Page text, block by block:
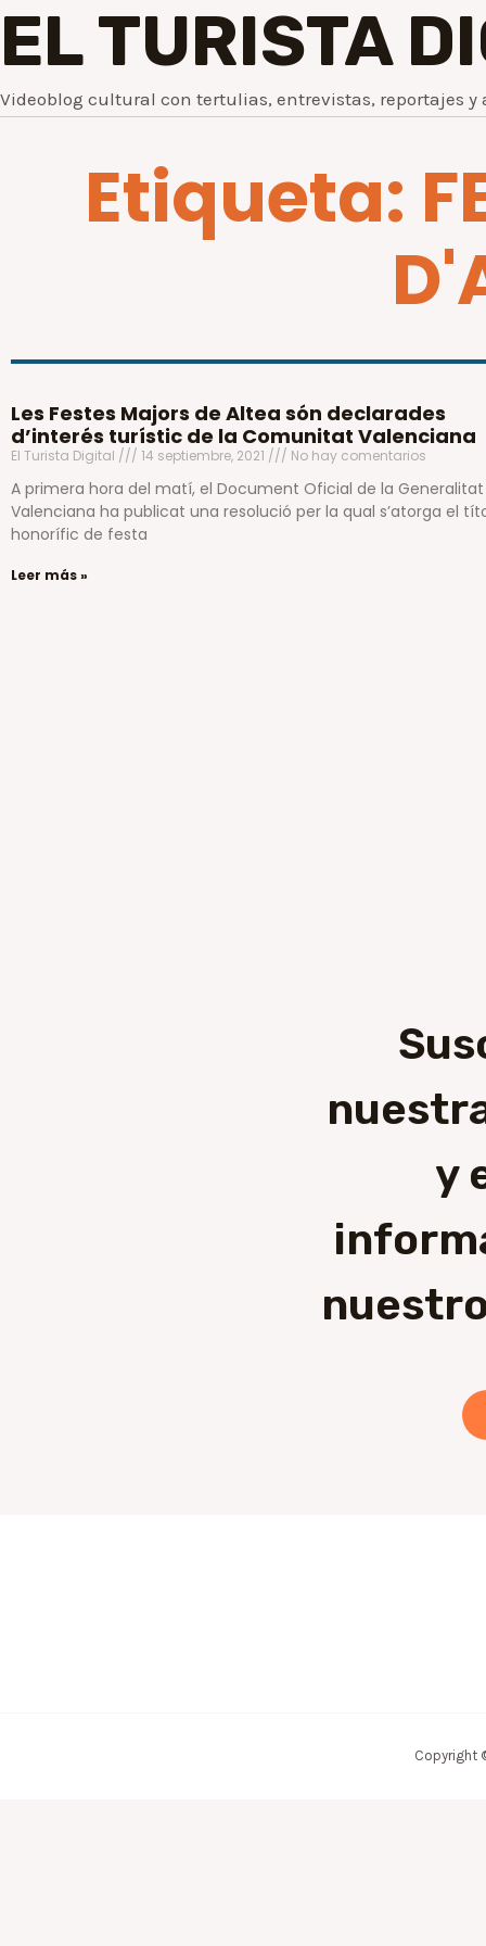
EL TURISTA
Videoblog cultural con tertulias, entrevistas, reportajes y
Etiqueta:
Les Festes Majors de Altea són declarades
d’interés turístic de la Comunitat Valenciana
El Turista Digital 14 septiembre, 2021 No hay comentarios
A primera hora del matí, el Document Oficial de la Generalitat
Valenciana ha publicat una resolució per la qual s’atorga el
honorífic de festa
Leer más »
y
Copyright